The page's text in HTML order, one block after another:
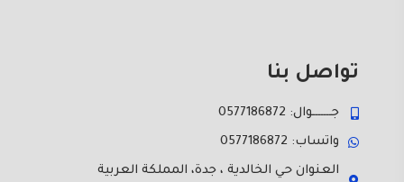
تواصل بنا
جـــــــوال: 0577186872
واتساب: 0577186872
العنوان حي الخالدية ، جدة، المملكة العربية